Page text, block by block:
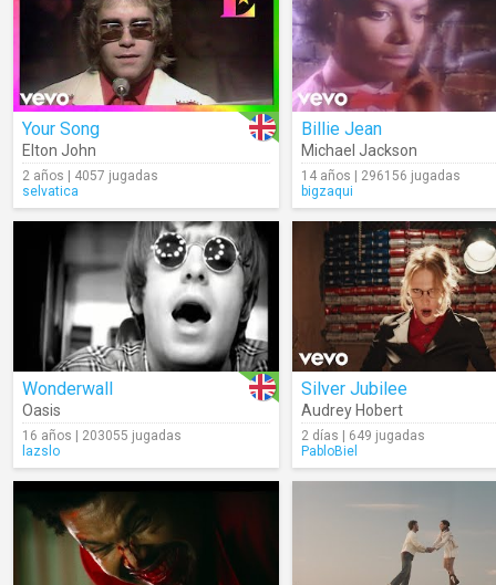
Your Song
Elton John
2 años | 4057 jugadas
selvatica
Billie Jean
Michael Jackson
14 años | 296156 jugadas
bigzaqui
Wonderwall
Oasis
16 años | 203055 jugadas
lazslo
Silver Jubilee
Audrey Hobert
2 días | 649 jugadas
PabloBiel